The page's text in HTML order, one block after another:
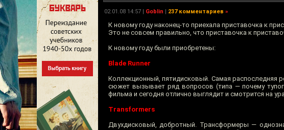
02.01.08 14:57 | Goblin | 237 комментариев »
К новому году наконец-то приехала приставочка к
Это не совсем правильно, что приставочка к
К новому году были приобретены:
Blade Runner
Коллекционный, пятидисковый. Cамая распоследняя
сюжет вызывает ряд вопросов (типа — почему
фильма и сегодня отлично выглядит и смотрится на
Transformers
Двухдисковый, добротный. Трансформеры —